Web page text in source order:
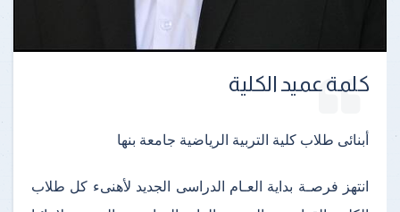
كلمة عميد الكلية
أبنائى طلاب كلية التربية الرياضية جامعة بنها
انتهز فرصـة بداية العـام الدراسى الجديد لأهنىء كل طلاب